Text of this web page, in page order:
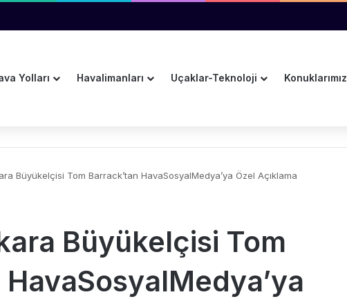
Aprona Girerek Uçağa Koştu
Yolları Havalimanları Uçaklar-Teknoloji Konuklarımız
Büyükelçisi Tom Barrack’tan HavaSosyalMedya’ya Özel Açıklama
Büyükelçisi Tom